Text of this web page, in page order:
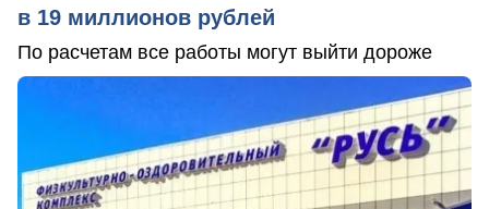
в 19 миллионов рублей
По расчетам все работы могут выйти дороже